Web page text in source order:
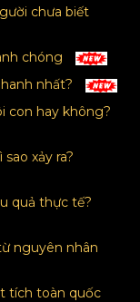
chưa biết
chóng
nhất?
con hay không?
xảy ra?
quả thực tế?
nguyên nhân
tích toàn quốc